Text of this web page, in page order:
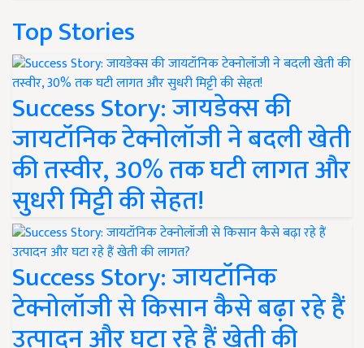
Top Stories
Success Story: जायडेक्स की
जायटॉनिक टेक्नोलॉजी ने बदली खेती
की तस्वीर, 30% तक घटी लागत और
सुधरी मिट्टी की सेहत!
Success Story: जायटॉनिक
टेक्नोलॉजी से किसान कैसे बढ़ा रहे हैं